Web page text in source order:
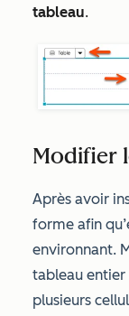
tableau.
Modifier
Après avoir
forme afin
environnant.
tableau entier
plusieurs